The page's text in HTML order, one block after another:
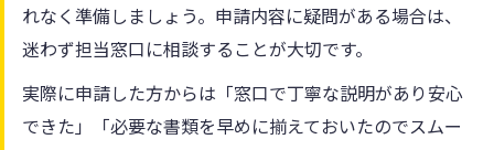
れなく準備しましょう。申請内容に疑問がある場合は、
迷わず担当窓口に相談することが大切です。
実際に申請した方からは「窓口で丁寧な説明があり安心
できた」「必要な書類を早めに揃えておいたのでスムー